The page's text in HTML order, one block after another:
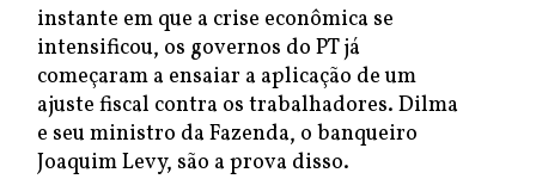
instante em que a crise econômica se
intensificou, os governos do PT já
começaram a ensaiar a aplicação de um
ajuste fiscal contra os trabalhadores. Dilma
e seu ministro da Fazenda, o banqueiro
Joaquim Levy, são a prova disso.